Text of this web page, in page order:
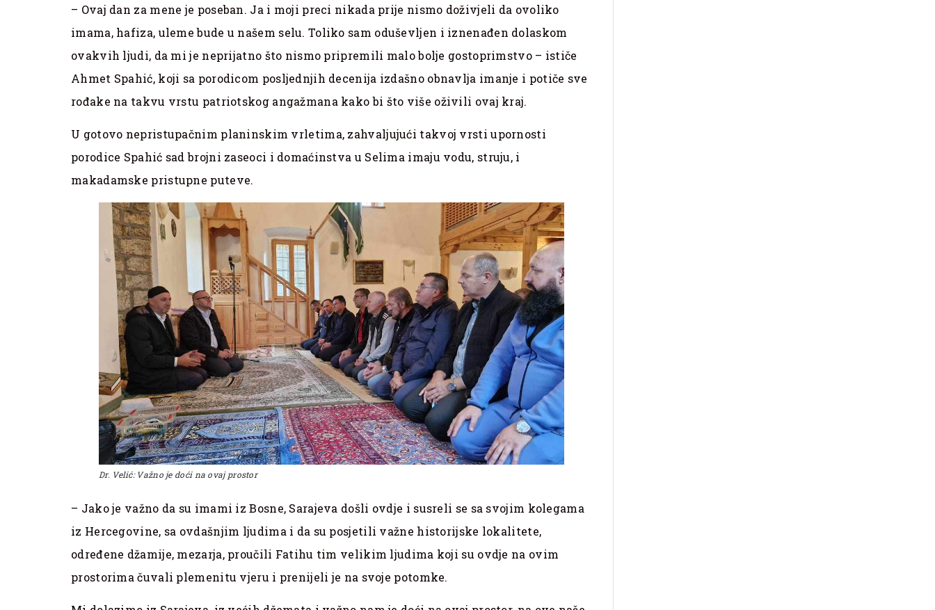
– Ovaj dan za mene je poseban. Ja i moji preci nikada prije nismo doživjeli da ovoliko
imama, hafiza, uleme bude u našem selu. Toliko sam oduševljen i iznenađen dolaskom
ovakvih ljudi, da mi je neprijatno što nismo pripremili malo bolje gostoprimstvo – ističe
Ahmet Spahić, koji sa porodicom posljednjih decenija izdašno obnavlja imanje i potiče sve
rođake na takvu vrstu patriotskog angažmana kako bi što više oživili ovaj kraj.
U gotovo nepristupačnim planinskim vrletima, zahvaljujući takvoj vrsti upornosti
porodice Spahić sad brojni zaseoci i domaćinstva u Selima imaju vodu, struju, i
makadamske pristupne puteve.
Dr. Velić: Važno je doći na ovaj prostor
– Jako je važno da su imami iz Bosne, Sarajeva došli ovdje i susreli se sa svojim kolegama
iz Hercegovine, sa ovdašnjim ljudima i da su posjetili važne historijske lokalitete,
određene džamije, mezarja, proučili Fatihu tim velikim ljudima koji su ovdje na ovim
prostorima čuvali plemenitu vjeru i prenijeli je na svoje potomke.